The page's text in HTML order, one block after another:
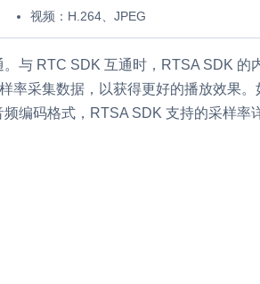
动模块的选型、购买、账号
件
，打造更具个性化的音视频
视频：H.264、JPEG
与 RTC SDK 互通时，RTSA SDK 的
率采集数据，以获得更好的播放效果。
编码格式，RTSA SDK 支持的采样率